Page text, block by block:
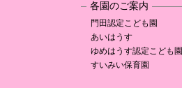
各園のご案内
門田認定こども園
あいはうす
ゆめはうす認定こども園
すいみい保育園